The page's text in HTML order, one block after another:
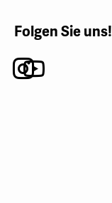
Folgen Sie uns!
Instagram
Youtube